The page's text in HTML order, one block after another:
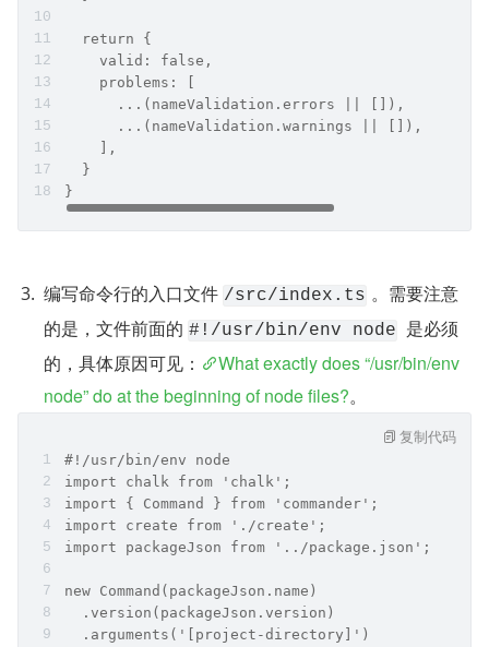
  return {
    valid: false,
    problems: [
      ...(nameValidation.errors || []),
      ...(nameValidation.warnings || []),
    ],
  }
}
编写命令行的入口文件 /src/index.ts 。需要注意
的是，文件前面的 #!/usr/bin/env node
  是必须
的，具体原因可见：
What exactly does “/usr/bin/env
node” do at the beginning of node files?。
#!/usr/bin/env node
import chalk from 'chalk';
import { Command } from 'commander';
import create from './create';
import packageJson from '../package.json';
new Command(packageJson.name)
  .version(packageJson.version)
  .arguments('[project-directory]')
复制代码